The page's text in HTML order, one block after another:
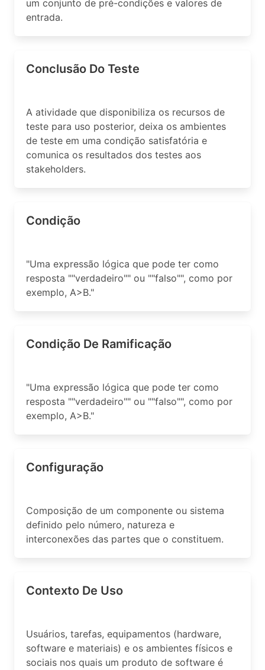
um conjunto de pré-condições e valores de
entrada.
Conclusão Do Teste
A atividade que disponibiliza os recursos de
teste para uso posterior, deixa os ambientes
de teste em uma condição satisfatória e
comunica os resultados dos testes aos
stakeholders.
Condição
"Uma expressão lógica que pode ter como
resposta ""verdadeiro"" ou ""falso"", como por
exemplo, A>B."
Condição De Ramificação
"Uma expressão lógica que pode ter como
resposta ""verdadeiro"" ou ""falso"", como por
exemplo, A>B."
Configuração
Composição de um componente ou sistema
definido pelo número, natureza e
interconexões das partes que o constituem.
Contexto De Uso
Usuários, tarefas, equipamentos (hardware,
software e materiais) e os ambientes físicos e
sociais nos quais um produto de software é